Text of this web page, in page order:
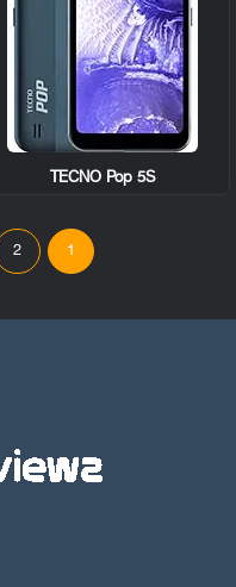
TECNO Pop 5S
1
2